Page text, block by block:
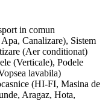
in comun
Canalizare), Sistem
(Aer conditionat)
(Verticale), Podele
lavabila)
(HI-FI, Masina de
Aragaz, Hota,